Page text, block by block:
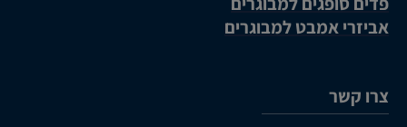
אביזרי אמבט למבוגרים
צרו קשר